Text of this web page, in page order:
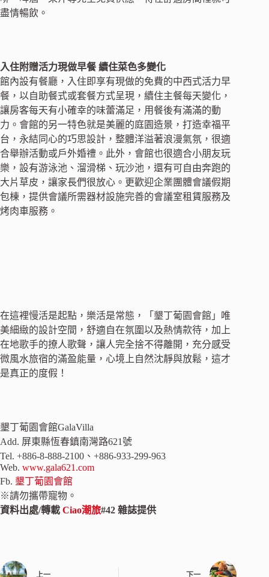
盡情暢飲。
入住附贈活力現做早餐 續住菜色多變化
館內設有餐廳，入住即享有現做的免費的中西式活力早
餐，以自助餐式或套餐方式呈現，續住主餐每天變化，
讓房客每天有小確幸的味蕾滿足，用餐後有滿滿的動
力。會館的另一特色就是美麗的庭園造景，打造幸福平
台，永結同心的巧思設計，整體洋溢著浪漫氣氛，很適
合舉辦活動或戶外婚禮。此外，會館也很適合小朋友玩
樂，設有游泳池、溜滑梯、玩沙池，還有可自由奔跑的
大片草皮，讓家長們很放心。更歡迎企業團體會議假期
包棟，提供會議所需器材設施完善的會議室租賃服務及
烤肉車服務。
在這裡慢活是起點，樂活是常態，「墾丁葡園會館」唯
美細緻的設計空間，舒適自在氛圍以及熱情款待，加上
在地歌手的撩人歌聲，讓人完全捨不得離開，充分感受
微風水旅宿的滿盈能量，心境上自然沈靜與放鬆，這才
是真正的度假！
墾丁葡園會館GalaVilla
Add. 屏東縣恆春鎮南灣路621號
Tel. +886-8-888-2100、+886-933-299-963
Web. www.gala621.com
Fb. 墾丁葡園會館
※請勿攜帶寵物。
資料出處/轉載 Ciao潮旅#42 雜誌提供
上一 下一